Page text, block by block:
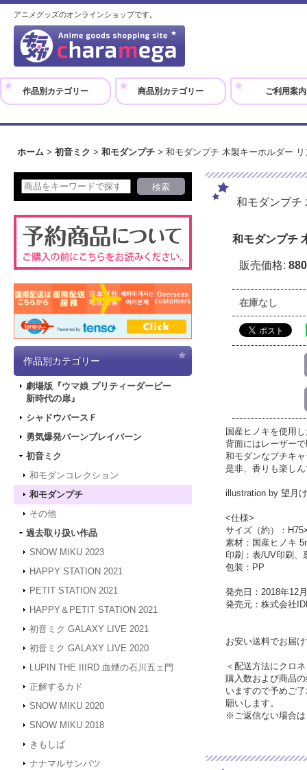
アニメグッズのオンラインショップです。
作品別カテゴリー 商品別カテゴリー ご利用案内
ホーム > 初音ミク > 和モダンプチ > 和モダンプチ 木製キーホルダー リ
作品別カテゴリー
劇場版『ウマ娘 プリティーダービー
新時代の扉』
シャドウバースＦ
勇気爆発バーンブレイバーン
初音ミク
和モダンコレクション
和モダンプチ
その他
過去取り扱い作品
SNOW MIKU 2023
HAPPY STATION 2021
PETIT STATION 2021
HAPPY＆PETIT STATION 2021
初音ミク GALAXY LIVE 2021
初音ミク GALAXY LIVE 2020
LUPIN THE IIIRD 血煙の石川五ェ門
正解するカド
SNOW MIKU 2020
SNOW MIKU 2018
きもしば
ナナマルサンバツ
和モダンプチ
和モダンプチ
販売価格:
在庫なし
国産ヒノキを使用
背面にはレーザー
和モダンなプチキ
是非、香りも楽し
illustration by 望月
<仕様>
サイズ（約）：
素材：国産ヒノキ
印刷：表/UV印刷、
包装：PP
発売日：2018年12
発売元：株式会社
お安い送料でお届
＜配送方法にクロ
購入数および商品
いますので予めご
願いします。
※ご返信ない場合は